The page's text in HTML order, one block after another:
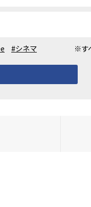
#シネマ ※す